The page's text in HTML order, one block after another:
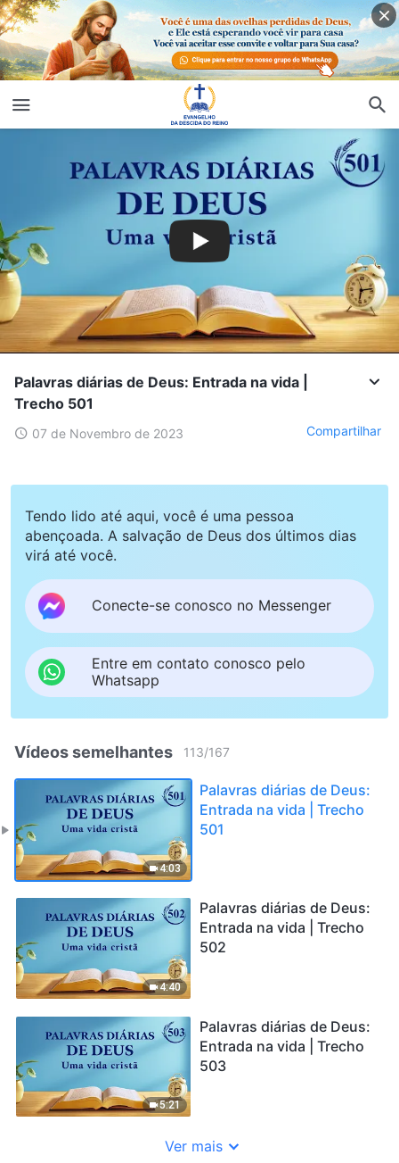
Palavras diárias de Deus: Entrada na vida |
Trecho 501
07 de Novembro de 2023 Compartilhar
Tendo lido até aqui, você é uma pessoa
abençoada. A salvação de Deus dos últimos dias
virá até você.
Conecte-se conosco no Messenger
Entre em contato conosco pelo
Whatsapp
Vídeos semelhantes 113/167
4:03
Palavras diárias de Deus:
Entrada na vida | Trecho
501
4:40
Palavras diárias de Deus:
Entrada na vida | Trecho
502
5:21
Palavras diárias de Deus:
Entrada na vida | Trecho
503
Ver mais